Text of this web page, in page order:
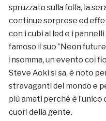
spruzzato sulla folla, la
continue sorprese ed
con i cubi al led e i
famoso il suo ”Neon
Insomma, un evento coi
Steve Aoki si sa, è noto
stravaganti del mondo e
più amati perché è
cuori della gente.